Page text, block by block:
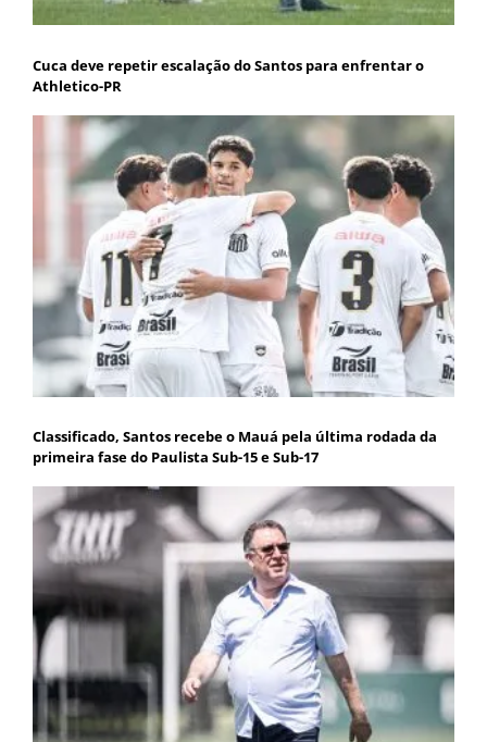
Cuca deve repetir escalação do Santos para enfrentar o
Athletico-PR
Classificado, Santos recebe o Mauá pela última rodada da
primeira fase do Paulista Sub-15 e Sub-17